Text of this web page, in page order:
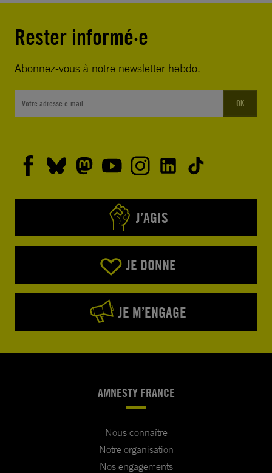
Rester informé·e
Abonnez-vous à notre newsletter hebdo.
OK
J’AGIS
JE DONNE
JE M’ENGAGE
AMNESTY FRANCE
Nous connaître
Notre organisation
Nos engagements